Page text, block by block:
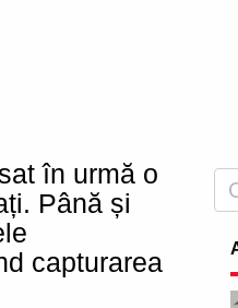
în urmă o
Până și
capturarea